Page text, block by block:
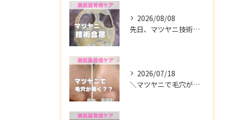
2026/08/08
先日、マツヤニ技術合宿に参加してきました✨
2026/07/18
＼マツヤニで毛穴が開く？／